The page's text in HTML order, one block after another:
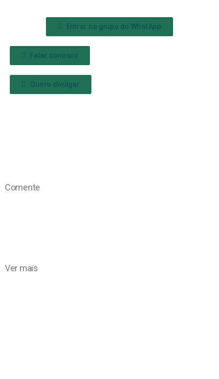
Entrar no grupo do WhatApp
Falar conosco
Quero divulgar
Comente
Ver mais